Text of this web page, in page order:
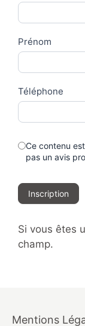
Us
Prénom
Téléphone
Ce contenu
pas un avis
Inscription
Si vous êtes
champ.
Mentions